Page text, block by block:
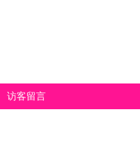
访客留言